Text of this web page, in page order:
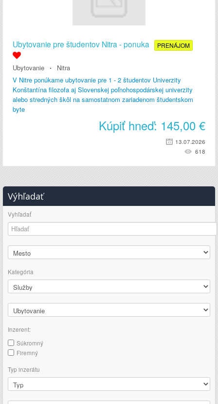
Ubytovanie pre študentov Nitra - ponuka PRENÁJOM
Ubytovanie
Nitra
V Nitre ponúkame ubytovanie pre 1 - 2 študentov Univerzity
Konštantína filozofa aj Slovenskej poľnohospodárskej univerzity
alebo stredných škôl na samostatnom zariadenom študentskom
byte
Kúpiť hneď: 145,00 €
13.07.2026
618
Výhľadať
Vyhľadať
Kategória
Inzerent:
Súkromný
Firemný
Typ inzerátu